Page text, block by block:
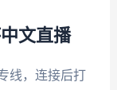
文直播
线，连接后打